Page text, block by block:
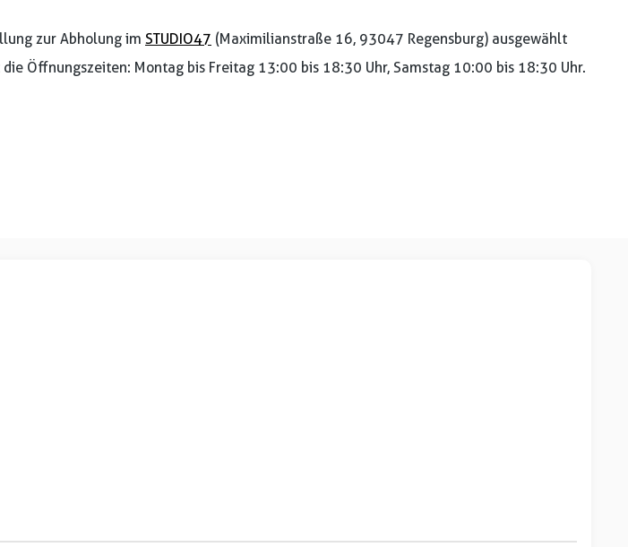
zur Abholung im STUDIO47 (Maximilianstraße 16, 93047 Regensburg) ausgewählt
Öffnungszeiten: Montag bis Freitag 13:00 bis 18:30 Uhr, Samstag 10:00 bis 18:30 Uhr.